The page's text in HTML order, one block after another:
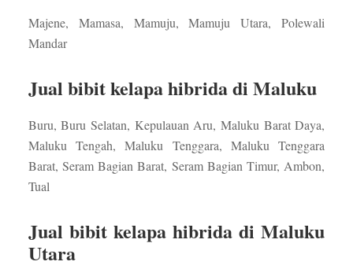
Majene, Mamasa, Mamuju, Mamuju Utara, Polewali
Mandar
Jual bibit kelapa hibrida di Maluku
Buru, Buru Selatan, Kepulauan Aru, Maluku Barat Daya,
Maluku Tengah, Maluku Tenggara, Maluku Tenggara
Barat, Seram Bagian Barat, Seram Bagian Timur, Ambon,
Tual
Jual bibit kelapa hibrida di Maluku
Utara